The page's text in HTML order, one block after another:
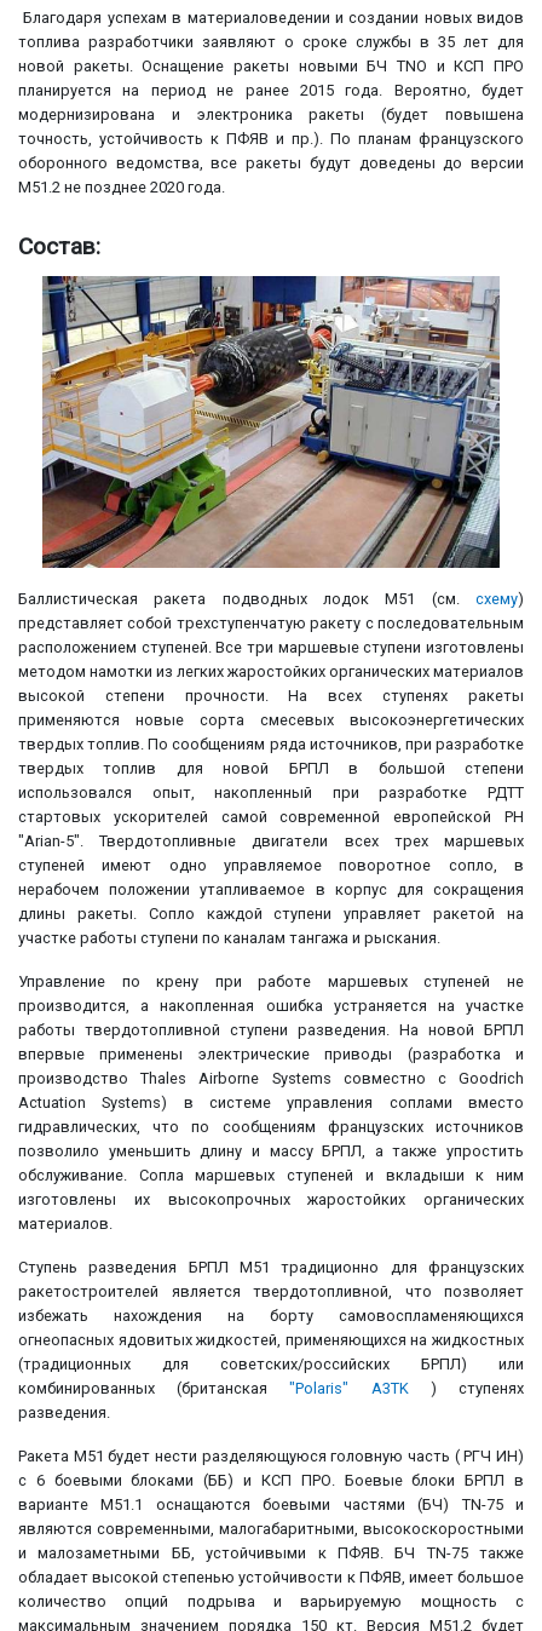
Благодаря успехам в материаловедении и создании новых видов
топлива разработчики заявляют о сроке службы в 35 лет для
новой ракеты. Оснащение ракеты новыми БЧ TNO и КСП ПРО
планируется на период не ранее 2015 года. Вероятно, будет
модернизирована и электроника ракеты (будет повышена
точность, устойчивость к ПФЯВ и пр.). По планам французского
оборонного ведомства, все ракеты будут доведены до версии
М51.2 не позднее 2020 года.
Состав:
Баллистическая ракета подводных лодок М51 (см. схему)
представляет собой трехступенчатую ракету с последовательным
расположением ступеней. Все три маршевые ступени изготовлены
методом намотки из легких жаростойких органических материалов
высокой степени прочности. На всех ступенях ракеты
применяются новые сорта смесевых высокоэнергетических
твердых топлив. По сообщениям ряда источников, при разработке
твердых топлив для новой БРПЛ в большой степени
использовался опыт, накопленный при разработке РДТТ
стартовых ускорителей самой современной европейской РН
"Arian-5". Твердотопливные двигатели всех трех маршевых
ступеней имеют одно управляемое поворотное сопло, в
нерабочем положении утапливаемое в корпус для сокращения
длины ракеты. Сопло каждой ступени управляет ракетой на
участке работы ступени по каналам тангажа и рыскания.
Управление по крену при работе маршевых ступеней не
производится, а накопленная ошибка устраняется на участке
работы твердотопливной ступени разведения. На новой БРПЛ
впервые применены электрические приводы (разработка и
производство Thales Airborne Systems совместно с Goodrich
Actuation Systems) в системе управления соплами вместо
гидравлических, что по сообщениям французских источников
позволило уменьшить длину и массу БРПЛ, а также упростить
обслуживание. Сопла маршевых ступеней и вкладыши к ним
изготовлены их высокопрочных жаростойких органических
материалов.
Ступень разведения БРПЛ М51 традиционно для французских
ракетостроителей является твердотопливной, что позволяет
избежать нахождения на борту самовоспламеняющихся
огнеопасных ядовитых жидкостей, применяющихся на жидкостных
(традиционных для советских/российских БРПЛ) или
комбинированных (британская"Polaris" A3TK) ступенях
разведения.
Ракета М51 будет нести разделяющуюся головную часть ( РГЧ ИН)
с 6 боевыми блоками (ББ) и КСП ПРО. Боевые блоки БРПЛ в
варианте М51.1 оснащаются боевыми частями (БЧ) TN-75 и
являются современными, малогабаритными, высокоскоростными
и малозаметными ББ, устойчивыми к ПФЯВ. БЧ TN-75 также
обладает высокой степенью устойчивости к ПФЯВ, имеет большое
количество опций подрыва и варьируемую мощность с
максимальным значением порядка 150 кт. Версия М51.2 будет